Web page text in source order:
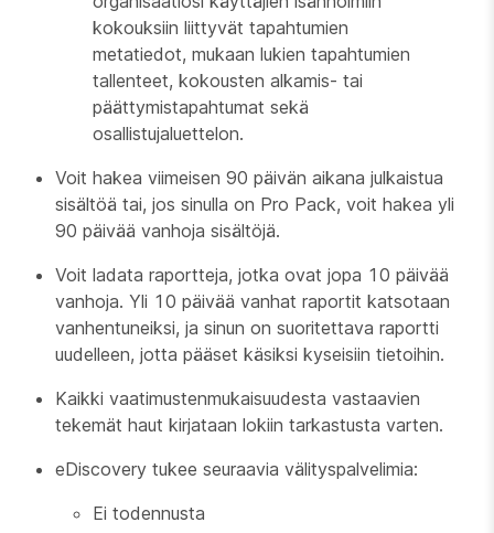
kokouksiin liittyvät tapahtumien
metatiedot, mukaan lukien tapahtumien
tallenteet, kokousten alkamis- tai
päättymistapahtumat sekä
osallistujaluettelon.
Voit hakea viimeisen 90 päivän aikana julkaistua
sisältöä tai, jos sinulla on Pro Pack, voit hakea yli
90 päivää vanhoja sisältöjä.
Voit ladata raportteja, jotka ovat jopa 10 päivää
vanhoja. Yli 10 päivää vanhat raportit katsotaan
vanhentuneiksi, ja sinun on suoritettava raportti
uudelleen, jotta pääset käsiksi kyseisiin tietoihin.
Kaikki vaatimustenmukaisuudesta vastaavien
tekemät haut kirjataan lokiin tarkastusta varten.
eDiscovery tukee seuraavia välityspalvelimia:
Ei todennusta